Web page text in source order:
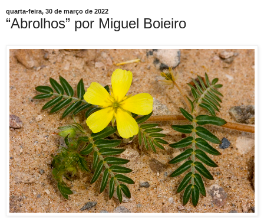
quarta-feira, 30 de março de 2022
“Abrolhos” por Miguel Boieiro